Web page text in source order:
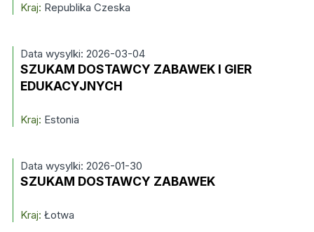
Kraj: Republika Czeska
Data wysylki: 2026-03-04
SZUKAM DOSTAWCY ZABAWEK I GIER
EDUKACYJNYCH
Kraj: Estonia
Data wysylki: 2026-01-30
SZUKAM DOSTAWCY ZABAWEK
Kraj: Łotwa